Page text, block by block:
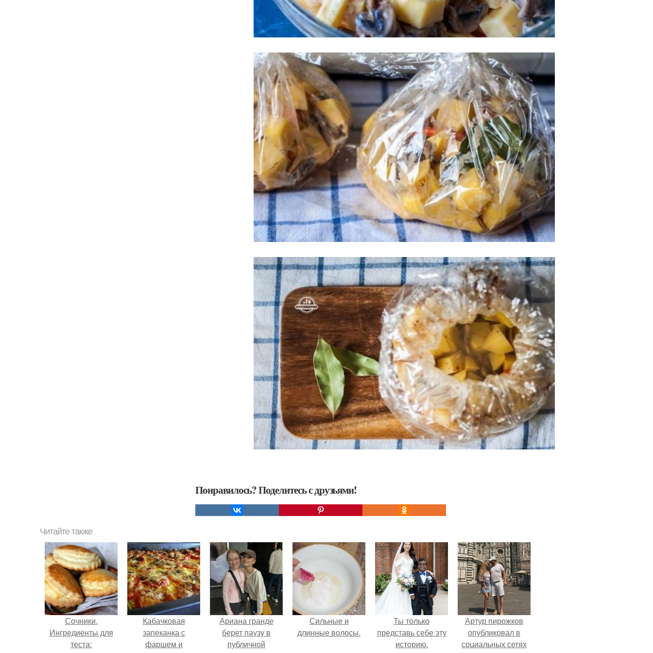
Понравилось? Поделитесь с друзьями!
Читайте также
Сочники.
Ингредиенты для
теста:
Кабачковая
запеканка с
фаршем и
Ариана гранде
берет паузу в
публичной
Сильные и
длинные волосы.
Ты только
представь себе эту
историю.
Артур пирожков
опубликовал в
социальных сетях